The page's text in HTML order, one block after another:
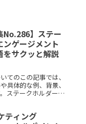
No.286】ステー
ンゲージメント
をサクッと解説
てのこの記事では、
具体的な例、背景、
ステークホルダーエ
ティング